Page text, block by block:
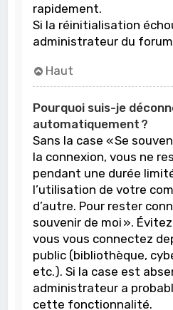
rapidement.
Si la réinitialisation
administrateur du
Haut
Pourquoi suis-je
automatiquement ?
Sans la case « Se
la connexion, vous ne
pendant une durée
l’utilisation de votre
d’autre. Pour rester
souvenir de moi ».
vous vous connectez
public (bibliothèque,
etc.). Si la case est
administrateur a
cette fonctionnalité.